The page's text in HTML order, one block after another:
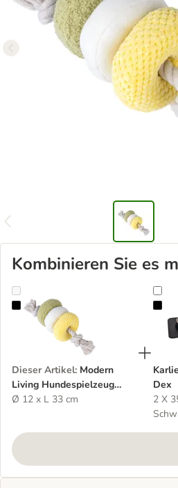
Kombinieren Sie es
Modern Living Hundespielzeug
Dieser Artikel: Modern
Living Hundespielzeug
Dalian mit Seil
Ø 12 x L 33 cm
Dex
2 X